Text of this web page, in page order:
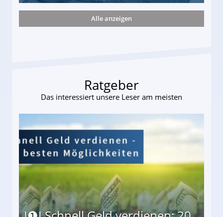
darf Geld behalten!
Alle anzeigen
Ratgeber
Das interessiert unsere Leser am meisten